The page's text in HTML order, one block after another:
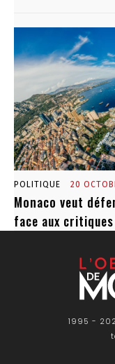
POLITIQUE 20
Monaco veut
face aux critiques
1995 -